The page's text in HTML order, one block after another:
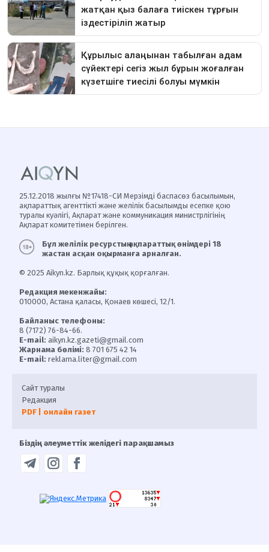
25.12.2018 жылғы №17418-СИ Мерзімді баспасөз басылымын,
ақпараттық агенттікті және желілік басылымды есепке қою
туралы куәлігі, Ақпарат және коммуникация министрлігінің
Ақпарат комитетімен берілген.
Бұл желілік ресурстың ақпараттық өнімдері 18
жастан асқан оқырманға арналған.
© 2025 Aikyn.kz. Барлық құқық қорғалған.
Редакция мекенжайы:
010000, Астана қаласы, Қонаев көшесі, 12/1.
Байланыс телефоны:
8 (7172) 76-84-66.
E-mail: aikyn.kz.gazeti@gmail.com
Жарнама бөлімі: 8 701 675 42 14
E-mail: reklama.liter@gmail.com
Сайт туралы
Редакция
PDF | онлайн газет
Біздің әлеуметтік желідегі парақшамыз